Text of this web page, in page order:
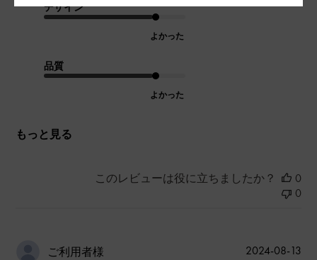
デザイン
よかった
品質
よかった
もっと見る
このレビューは役に立ちましたか？
0
0
ご利用者様
公
2024-08-13